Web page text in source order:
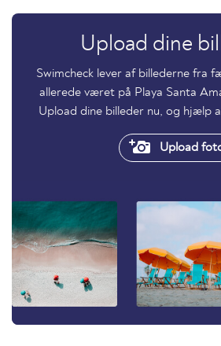
Upload dine
Swimcheck lever af billederne fra
allerede været på Playa Santa
Upload dine billeder nu, og hjælp
Upload